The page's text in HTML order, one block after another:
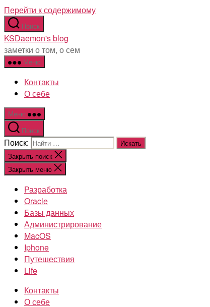
Перейти к содержимому
Поиск
KSDaemon's blog
заметки о том, о сем
Меню
Контакты
О себе
Меню
Поиск
Поиск:
Закрыть поиск
Закрыть меню
Разработка
Oracle
Базы данных
Администрирование
MacOS
Iphone
Путешествия
Life
Контакты
О себе